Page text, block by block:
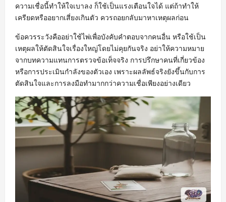
ความเชื่อนี้ทำให้ใจเบาลง ก็ใช้เป็นแรงเตือนใจได้ แต่ถ้าทำให้
เครียดหรืออยากเสี่ยงเกินตัว ควรถอยกลับมาหาเหตุผลก่อน
ข้อควรระวังคืออย่าใช้ไพ่เพื่อบังคับคำตอบจากคนอื่น หรือใช้เป็น
เหตุผลให้ตัดสินใจเรื่องใหญ่โดยไม่คุยกันจริง อย่าให้ความหมาย
จากบทความแทนการตรวจข้อเท็จจริง การปรึกษาคนที่เกี่ยวข้อง
หรือการประเมินกำลังของตัวเอง เพราะผลลัพธ์จริงยังขึ้นกับการ
ตัดสินใจและการลงมือทำมากกว่าความเชื่อเพียงอย่างเดียว